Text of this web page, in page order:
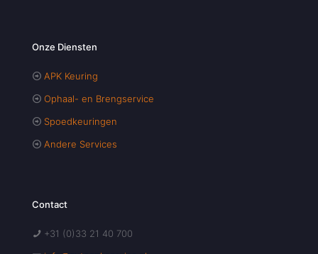
Onze Diensten
APK Keuring
Ophaal- en Brengservice
Spoedkeuringen
Andere Services
Contact
+31 (0)33 21 40 700